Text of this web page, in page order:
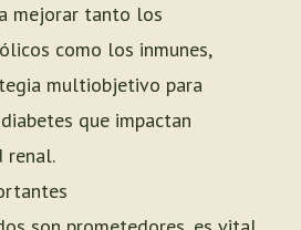
mejorar tanto los
como los inmunes,
multiobjetivo para
que impactan
renal.